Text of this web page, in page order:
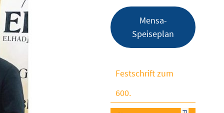
Mensa-
Speiseplan
Festschrift zum
600.